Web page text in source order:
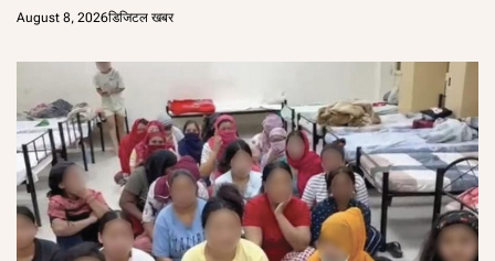
August 8, 2026डिजिटल खबर